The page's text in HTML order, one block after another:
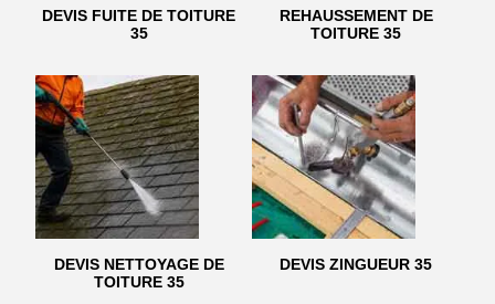
DEVIS FUITE DE TOITURE
35
REHAUSSEMENT DE
TOITURE 35
DEVIS NETTOYAGE DE
TOITURE 35
DEVIS ZINGUEUR 35